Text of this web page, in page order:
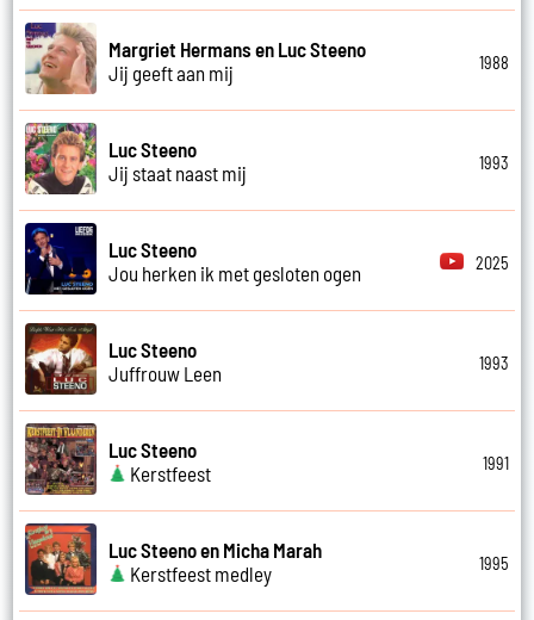
Margriet Hermans en Luc Steeno
Jij geeft aan mij
1988
Luc Steeno
Jij staat naast mij
1993
Luc Steeno
Jou herken ik met gesloten ogen
2025
Luc Steeno
Juffrouw Leen
1993
Luc Steeno
Kerstfeest
1991
Luc Steeno en Micha Marah
Kerstfeest medley
1995